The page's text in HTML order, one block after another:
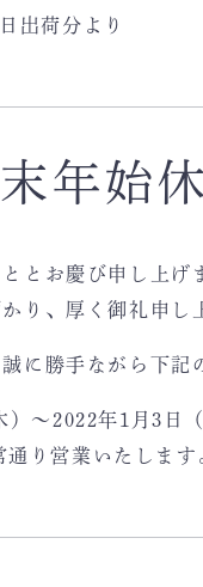
出荷分より
年始
とお慶び申し上げ
り、厚く御礼申し
に勝手ながら下記
～2022年1月3日（
り営業いたします